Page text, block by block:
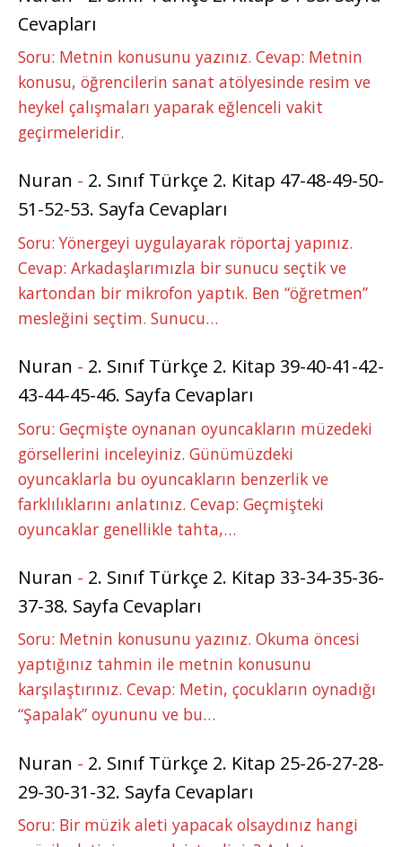
Cevapları
Soru: Metnin konusunu yazınız. Cevap: Metnin
konusu, öğrencilerin sanat atölyesinde resim ve
heykel çalışmaları yaparak eğlenceli vakit
geçirmeleridir.
Nuran - 2. Sınıf Türkçe 2. Kitap 47-48-49-50-
51-52-53. Sayfa Cevapları
Soru: Yönergeyi uygulayarak röportaj yapınız.
Cevap: Arkadaşlarımızla bir sunucu seçtik ve
kartondan bir mikrofon yaptık. Ben “öğretmen”
mesleğini seçtim. Sunucu…
Nuran - 2. Sınıf Türkçe 2. Kitap 39-40-41-42-
43-44-45-46. Sayfa Cevapları
Soru: Geçmişte oynanan oyuncakların müzedeki
görsellerini inceleyiniz. Günümüzdeki
oyuncaklarla bu oyuncakların benzerlik ve
farklılıklarını anlatınız. Cevap: Geçmişteki
oyuncaklar genellikle tahta,…
Nuran - 2. Sınıf Türkçe 2. Kitap 33-34-35-36-
37-38. Sayfa Cevapları
Soru: Metnin konusunu yazınız. Okuma öncesi
yaptığınız tahmin ile metnin konusunu
karşılaştırınız. Cevap: Metin, çocukların oynadığı
“Şapalak” oyununu ve bu…
Nuran - 2. Sınıf Türkçe 2. Kitap 25-26-27-28-
29-30-31-32. Sayfa Cevapları
Soru: Bir müzik aleti yapacak olsaydınız hangi